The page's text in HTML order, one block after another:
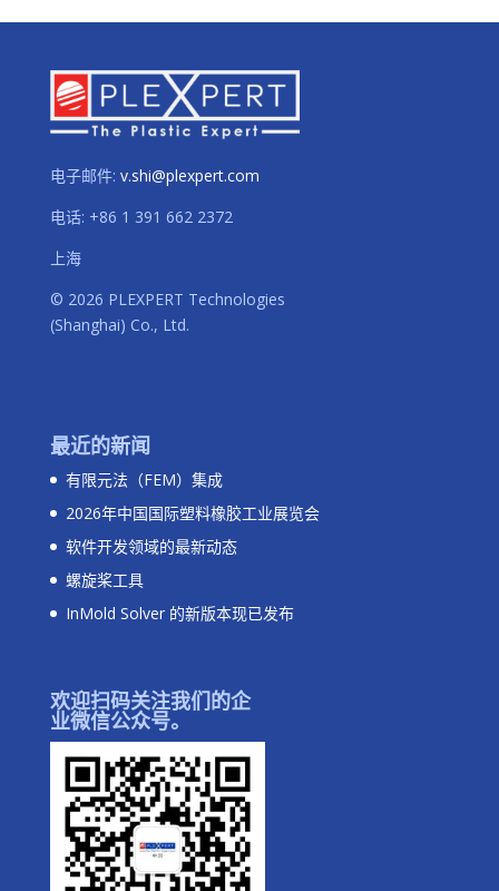
电子邮件: v.shi@plexpert.com
电话: +86 1 391 662 2372
上海
© 2026 PLEXPERT Technologies
(Shanghai) Co., Ltd.
最近的新闻
有限元法（FEM）集成
2026年中国国际塑料橡胶工业展览会
软件开发领域的最新动态
螺旋桨工具
InMold Solver 的新版本现已发布
欢迎扫码关注我们的企
业微信公众号。